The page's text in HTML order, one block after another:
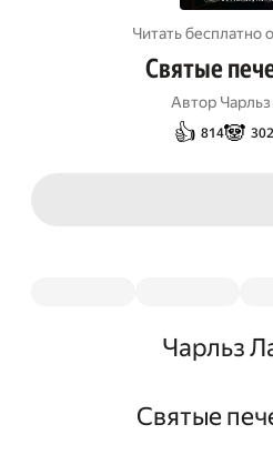
Читать бесплатно
Святые
Автор
👍 814🐼 302
Чарльз
Святые